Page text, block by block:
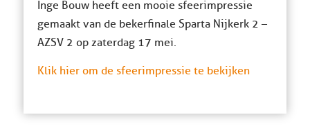
Inge Bouw heeft een mooie sfeerimpressie
gemaakt van de bekerfinale Sparta Nijkerk 2 –
AZSV 2 op zaterdag 17 mei.
Klik hier om de sfeerimpressie te bekijken